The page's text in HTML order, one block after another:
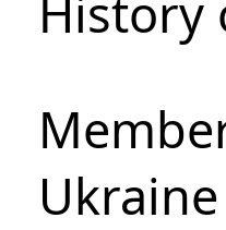
History
Ukraine